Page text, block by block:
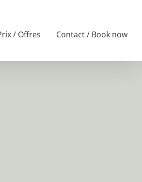
/ Offres Contact / Book now